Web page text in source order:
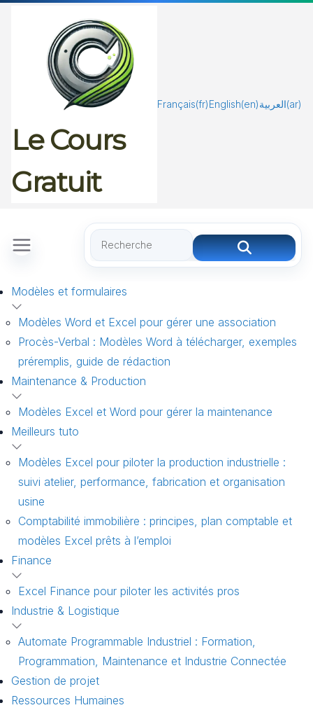
Le Cours
Gratuit
Français(fr) English(en)العربية(ar)
Modèles et formulaires
Modèles Word et Excel pour gérer une association
Procès-Verbal : Modèles Word à télécharger, exemples
préremplis, guide de rédaction
Maintenance & Production
Modèles Excel et Word pour gérer la maintenance
Meilleurs tuto
Modèles Excel pour piloter la production industrielle :
suivi atelier, performance, fabrication et organisation
usine
Comptabilité immobilière : principes, plan comptable et
modèles Excel prêts à l’emploi
Finance
Excel Finance pour piloter les activités pros
Industrie & Logistique
Automate Programmable Industriel : Formation,
Programmation, Maintenance et Industrie Connectée
Gestion de projet
Ressources Humaines